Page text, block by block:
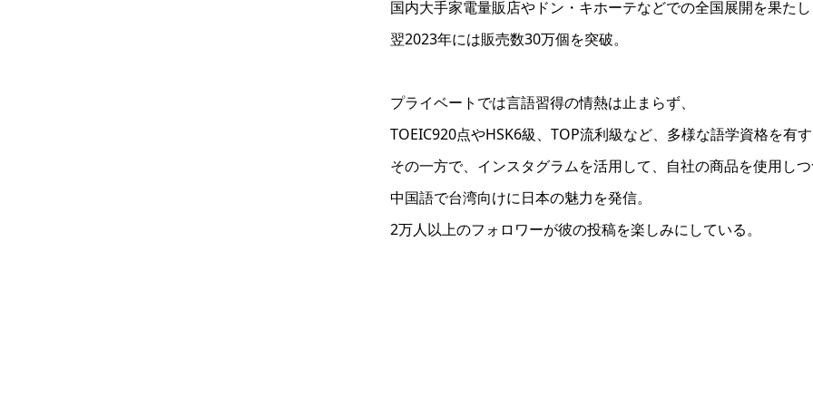
国内大手家電量販店やドン・キホーテなどでの全国展開を果たし
翌2023年には販売数30万個を突破。
プライベートでは言語習得の情熱は止まらず、
TOEIC920点やHSK6級、TOP流利級など、多様な語学資格を有す
その一方で、インスタグラムを活用して、自社の商品を使用し
中国語で台湾向けに日本の魅力を発信。
2万人以上のフォロワーが彼の投稿を楽しみにしている。